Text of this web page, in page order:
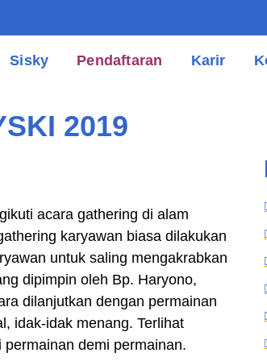
Sisky Pendaftaran Karir
2019
acara gathering di alam
karyawan biasa dilakukan
untuk saling mengakrabkan
dipimpin oleh Bp. Haryono,
dilanjutkan dengan permainan
idak-idak menang. Terlihat
demi permainan.